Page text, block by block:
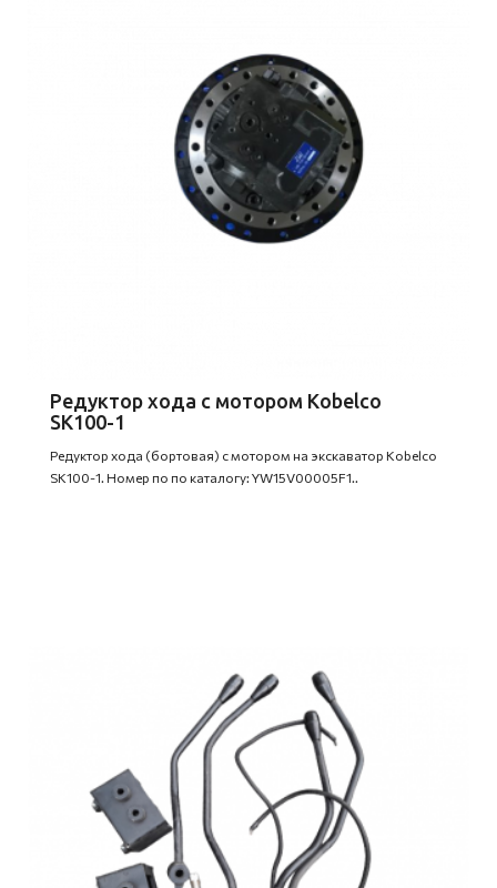
Редуктор хода с мотором Kobelco
SK100-1
Редуктор хода (бортовая) с мотором на экскаватор Kobelco
SK100-1. Номер по по каталогу: YW15V00005F1..